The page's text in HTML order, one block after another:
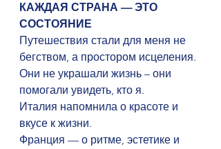
КАЖДАЯ СТРАНА — ЭТО
СОСТОЯНИЕ
Путешествия стали для меня не
бегством, а простором исцеления.
Они не украшали жизнь – они
помогали увидеть, кто я.
Италия напомнила о красоте и
вкусе к жизни.
Франция — о ритме, эстетике и